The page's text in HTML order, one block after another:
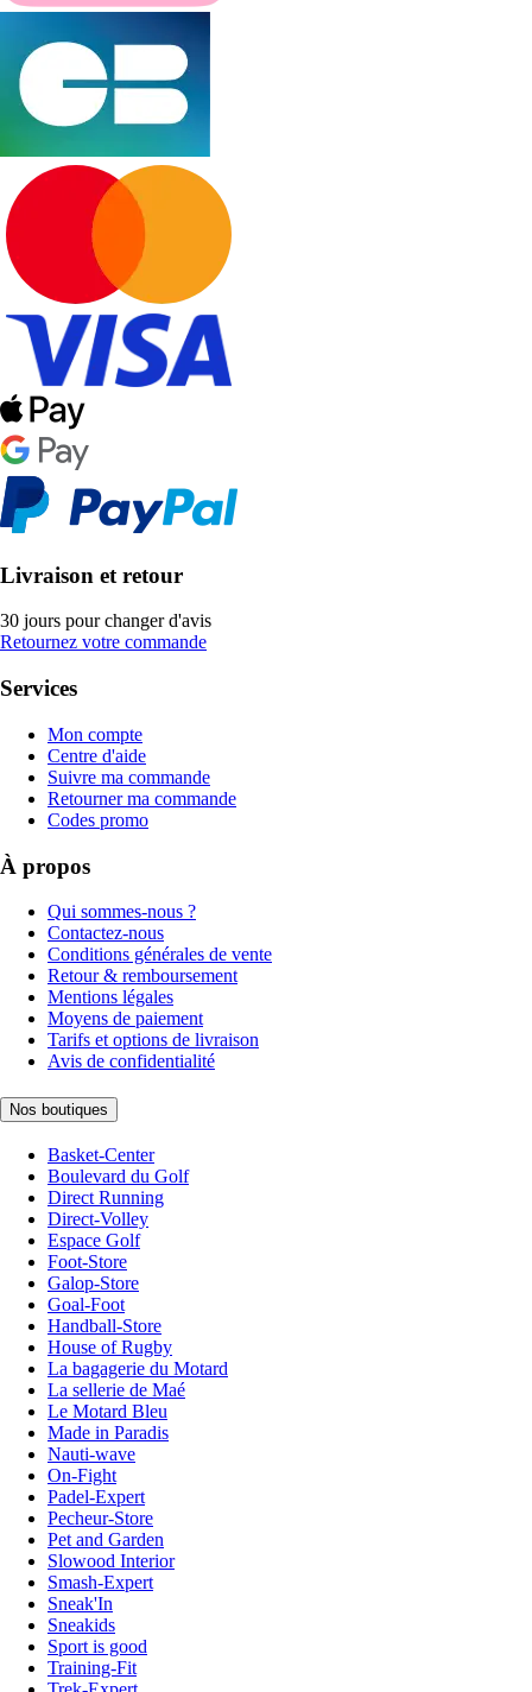
Livraison et retour
30 jours pour changer d'avis
Retournez votre commande
Services
Mon compte
Centre d'aide
Suivre ma commande
Retourner ma commande
Codes promo
À propos
Qui sommes-nous ?
Contactez-nous
Conditions générales de vente
Retour & remboursement
Mentions légales
Moyens de paiement
Tarifs et options de livraison
Avis de confidentialité
Nos boutiques
Basket-Center
Boulevard du Golf
Direct Running
Direct-Volley
Espace Golf
Foot-Store
Galop-Store
Goal-Foot
Handball-Store
House of Rugby
La bagagerie du Motard
La sellerie de Maé
Le Motard Bleu
Made in Paradis
Nauti-wave
On-Fight
Padel-Expert
Pecheur-Store
Pet and Garden
Slowood Interior
Smash-Expert
Sneak'In
Sneakids
Sport is good
Training-Fit